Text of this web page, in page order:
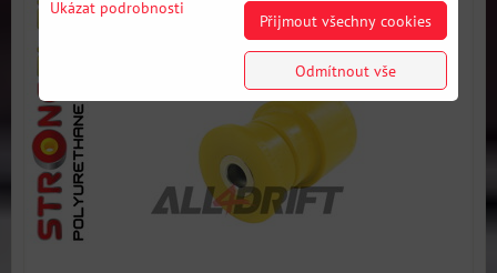
Ukázat podrobnosti
Přijmout všechny cookies
Odmítnout vše